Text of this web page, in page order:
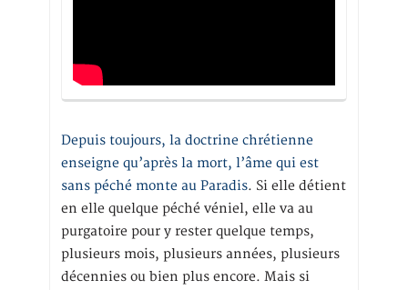
Depuis toujours, la doctrine chrétienne
enseigne qu’après la mort, l’âme qui est
sans péché monte au Paradis. Si elle détient
en elle quelque péché véniel, elle va au
purgatoire pour y rester quelque temps,
plusieurs mois, plusieurs années, plusieurs
décennies ou bien plus encore. Mais si